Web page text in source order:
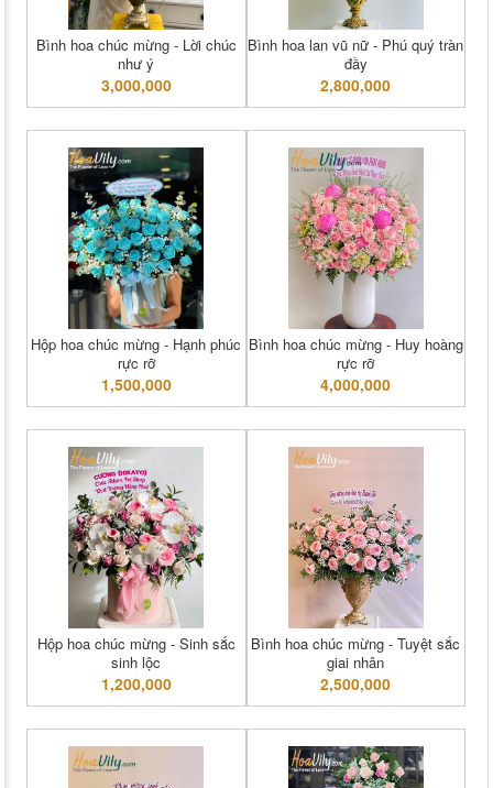
Bình hoa chúc mừng - Lời chúc
như ý
3,000,000
Bình hoa lan vũ nữ - Phú quý tràn
đầy
2,800,000
Hộp hoa chúc mừng - Hạnh phúc
rực rỡ
1,500,000
Bình hoa chúc mừng - Huy hoàng
rực rỡ
4,000,000
Hộp hoa chúc mừng - Sinh sắc
sinh lộc
1,200,000
Bình hoa chúc mừng - Tuyệt sắc
giai nhân
2,500,000